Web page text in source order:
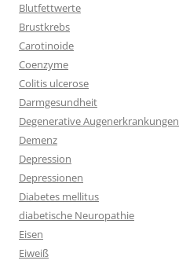
Blutfettwerte
Brustkrebs
Carotinoide
Coenzyme
Colitis ulcerose
Darmgesundheit
Degenerative Augenerkrankungen
Demenz
Depression
Depressionen
Diabetes mellitus
diabetische Neuropathie
Eisen
Eiweiß